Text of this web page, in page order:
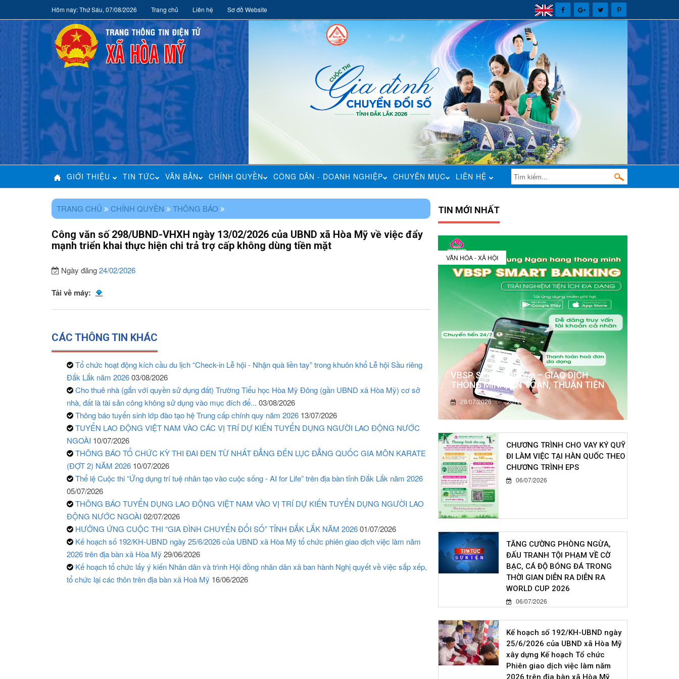
Hôm nay: Thứ Sáu, 07/08/2026 Trang chủ Liên hệ Sơ đồ Website
GIỚI THIỆU TIN TỨC VĂN BẢN CHÍNH QUYỀN CÔNG DÂN - DOANH NGHIỆP CHUYÊN MỤC LIÊN HỆ
TRANG CHỦ CHÍNH QUYỀN THÔNG BÁO
Công văn số 298/UBND-VHXH ngày 13/02/2026 của UBND xã Hòa Mỹ về việc đẩy
mạnh triển khai thực hiện chi trả trợ cấp không dùng tiền mặt
Ngày đăng24/02/2026
Tải về máy:
CÁC THÔNG TIN KHÁC
Tổ chức hoạt động kích cầu du lịch “Check-in Lễ hội - Nhận quà liền tay” trong khuôn khổ Lễ hội Sầu riêng
Đắk Lắk năm 202603/08/2026
Cho thuê nhà (gắn với quyền sử dụng đất) Trường Tiểu học Hòa Mỹ Đông (gần UBND xã Hòa Mỹ) cơ sở
nhà, đất là tài sản công không sử dụng vào mục đích để... 03/08/2026
Thông báo tuyển sinh lớp đào tạo hệ Trung cấp chính quy năm 2026 13/07/2026
TUYỂN LAO ĐỘNG VIỆT NAM VÀO CÁC VỊ TRÍ DỰ KIẾN TUYỂN DỤNG NGƯỜI LAO ĐỘNG NƯỚC
NGOÀI 10/07/2026
THÔNG BÁO TỔ CHỨC KỲ THI ĐAI ĐEN TỪ NHẤT ĐẲNG ĐẾN LỤC ĐẲNG QUỐC GIA MÔN KARATE
(ĐỢT 2) NĂM 2026 10/07/2026
Thể lệ Cuộc thi “Ứng dụng trí tuệ nhân tạo vào cuộc sống - AI for Life” trên địa bàn tỉnh Đắk Lắk năm 2026
05/07/2026
THÔNG BÁO TUYỂN DỤNG LAO ĐỘNG VIỆT NAM VÀO VỊ TRÍ DỰ KIẾN TUYỂN DỤNG NGƯỜI LAO
ĐỘNG NƯỚC NGOÀI 02/07/2026
HƯỞNG ỨNG CUỘC THI “GIA ĐÌNH CHUYỂN ĐỔI SỐ” TỈNH ĐẮK LẮK NĂM 202601/07/2026
Kế hoạch số 192/KH-UBND ngày 25/6/2026 của UBND xã Hòa Mỹ tổ chức phiên giao dịch việc làm năm
2026 trên địa bàn xã Hòa Mỹ 29/06/2026
Kế hoạch tổ chức lấy ý kiến Nhân dân và trình Hội đồng nhân dân xã ban hành Nghị quyết về việc sắp xếp,
tổ chức lại các thôn trên địa bàn xã Hoà Mỹ 16/06/2026
TIN MỚI NHẤT
VĂN HÓA - XÃ HỘI
VBSP Smart Banking – GIAO DỊCH
THÔNG MINH, AN TOÀN, THUẬN TIỆN
28/07/2026 2072
CHƯƠNG TRÌNH CHO VAY KÝ QUỸ
ĐI LÀM VIỆC TẠI HÀN QUỐC THEO
CHƯƠNG TRÌNH EPS
06/07/2026
TĂNG CƯỜNG PHÒNG NGỪA,
ĐẤU TRANH TỘI PHẠM VỀ CỜ
BẠC, CÁ ĐỘ BÓNG ĐÁ TRONG
THỜI GIAN DIỄN RA DIỄN RA
WORLD CUP 2026
06/07/2026
Kế hoạch số 192/KH-UBND ngày
25/6/2026 của UBND xã Hòa Mỹ
xây dựng Kế hoạch Tổ chức
Phiên giao dịch việc làm năm
2026 trên địa bàn xã Hòa Mỹ